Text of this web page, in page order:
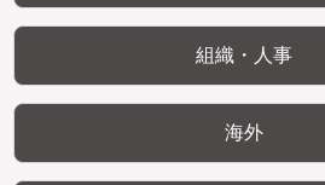
組織・人事
海外